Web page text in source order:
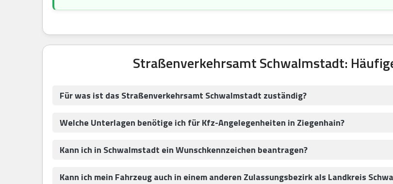
Straßenverkehrsamt Schwalmstadt:
Für was ist das Straßenverkehrsamt Schwalmstadt zuständig?
Welche Unterlagen benötige ich für Kfz-Angelegenheiten in Ziegenhain?
Kann ich in Schwalmstadt ein Wunschkennzeichen beantragen?
Kann ich mein Fahrzeug auch in einem anderen Zulassungsbezirk als Landkreis